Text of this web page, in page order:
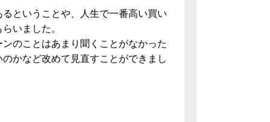
ということや、人生で一番高い買い
いました。
のことはあまり聞くことがなかった
かなど改めて見直すことができまし